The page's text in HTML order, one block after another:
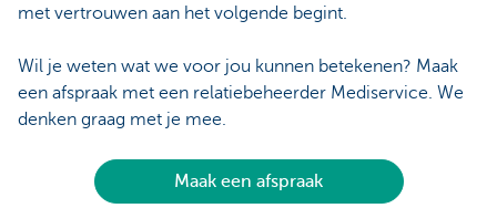
met vertrouwen aan het volgende begint.
Wil je weten wat we voor jou kunnen betekenen? Maak
een afspraak met een relatiebeheerder Mediservice. We
denken graag met je mee.
Maak een afspraak